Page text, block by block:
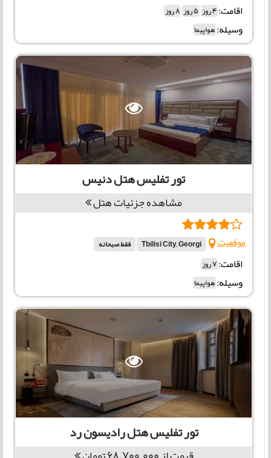
اقامت:4 روز 5 روز 8 روز
وسیله:هواپیما
تور تفلیس هتل دنیس
مشاهده جزئیات هتل
موقعیت Tbilisi City, Georgi فقط صبحانه
اقامت:7 روز
وسیله:هواپیما
تور تفلیس هتل رادیسون رد